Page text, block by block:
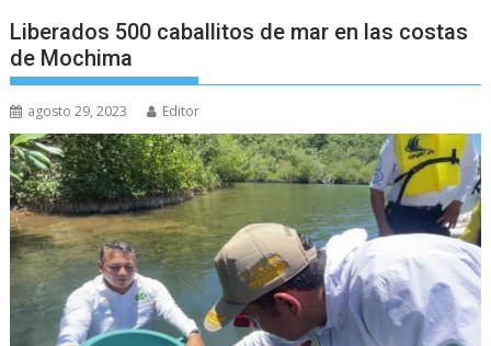
Liberados 500 caballitos de mar en las costas
de Mochima
agosto 29, 2023 Editor